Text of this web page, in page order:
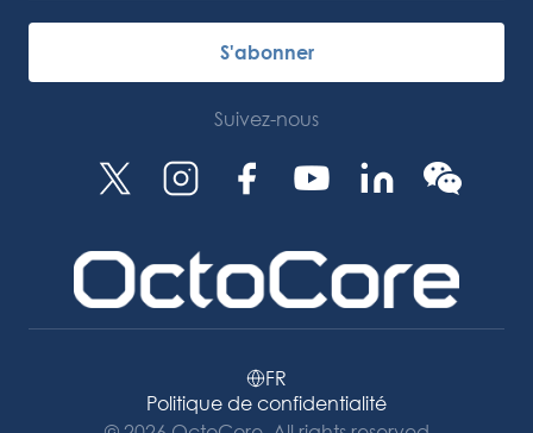
S'abonner
Suivez-nous
Politique de confidentialité
FR